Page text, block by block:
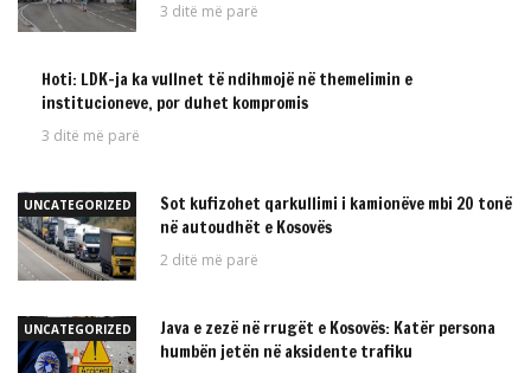
3 ditë më parë
UNCATEGORIZED
Hoti: LDK-ja ka vullnet të ndihmojë në themelimin e
institucioneve, por duhet kompromis
3 ditë më parë
UNCATEGORIZED
Sot kufizohet qarkullimi i kamionëve mbi 20 tonë
në autoudhët e Kosovës
2 ditë më parë
UNCATEGORIZED
Java e zezë në rrugët e Kosovës: Katër persona
humbën jetën në aksidente trafiku